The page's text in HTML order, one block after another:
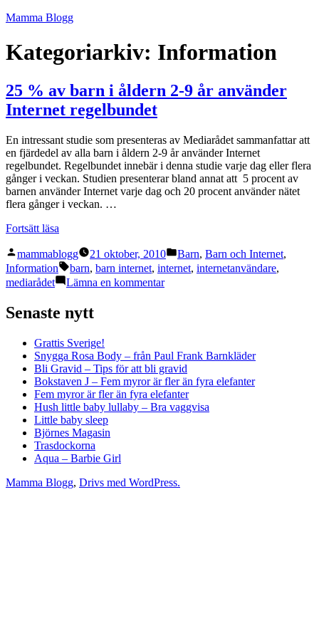
Hoppa
innehåll
Mamma Blogg
Kategoriarkiv: Information
25 % av barn i åldern 2-9 år använder
Internet regelbundet
En intressant studie som presenteras av Mediarådet sammanfattar att
en fjärdedel av alla barn i åldern 2-9 år använder Internet
regelbundet. Regelbundet innebär i denna studie varje dag eller flera
gånger i veckan. Studien presenterar bland annat att 5 procent av
barnen använder Internet varje dag och 20 procent använder nätet
flera gånger i veckan. …
Fortsätt läsa
av
barn
i
åldern
9
använder
Internet
regelbundet”
Publicerat
av
mammablogg 21 oktober, 2010
Publicerat
i
Barn, Barn och Internet,
Information
Etiketter:
barn, barn internet, internet, internetanvändare,
mediarådet
Lämna en kommentartill
åldern
2-
9
år
använder
Senaste nytt
Grattis Sverige!
Snygga Rosa Body – från Paul Frank Barnkläder
Bli Gravid – Tips för att bli gravid
Bokstaven J – Fem myror är fler än fyra elefanter
Fem myror är fler än fyra elefanter
Hush little baby lullaby – Bra vaggvisa
Little baby sleep
Björnes Magasin
Trasdockorna
Aqua – Barbie Girl
Mamma Blogg, Drivs med WordPress.